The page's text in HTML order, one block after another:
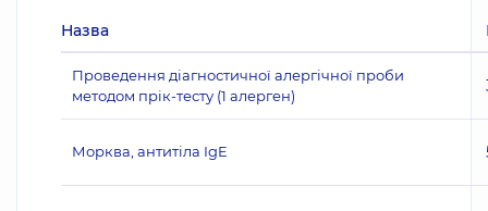
Назва
Проведення діагностичної алергічної проби
методом прік-тесту (1 алерген)
Морква, антитіла IgE